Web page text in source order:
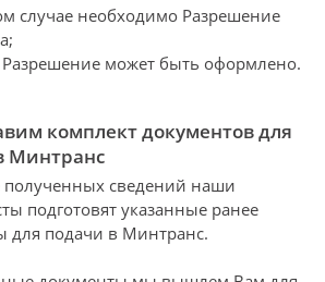
случае необходимо Разрешение
может быть оформлено.
комплект документов для
Минтранс
полученных сведений наши
подготовят указанные ранее
для подачи в Минтранс.